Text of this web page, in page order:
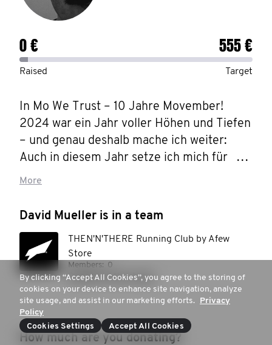
0 € 555 €
Raised Target
In Mo We Trust – 10 Jahre Movember!
2024 war ein Jahr voller Höhen und Tiefen
– und genau deshalb mache ich weiter:
Auch in diesem Jahr setze ich mich für
Männergesundheit und psychische
des Movember, habe über 15.000 €
Gespräche geführt.
Für mich persönlich steht dieses Jahr im
Zeichen von Routine, Bewegung und
mentaler Stärke. Laufen hilft mir, den Kopf
frei zu bekommen – vielleicht geht’s euch
More
David Mueller is in a team
THEN'N'THERE Running Club by Afew
Store
Members: 0
Donate to this team
How much are you donating?
By clicking “Accept All Cookies”, you agree to the storing of
cookies on your device to enhance site navigation, analyze
site usage, and assist in our marketing efforts. Privacy
Policy
Cookies Settings
Accept All Cookies